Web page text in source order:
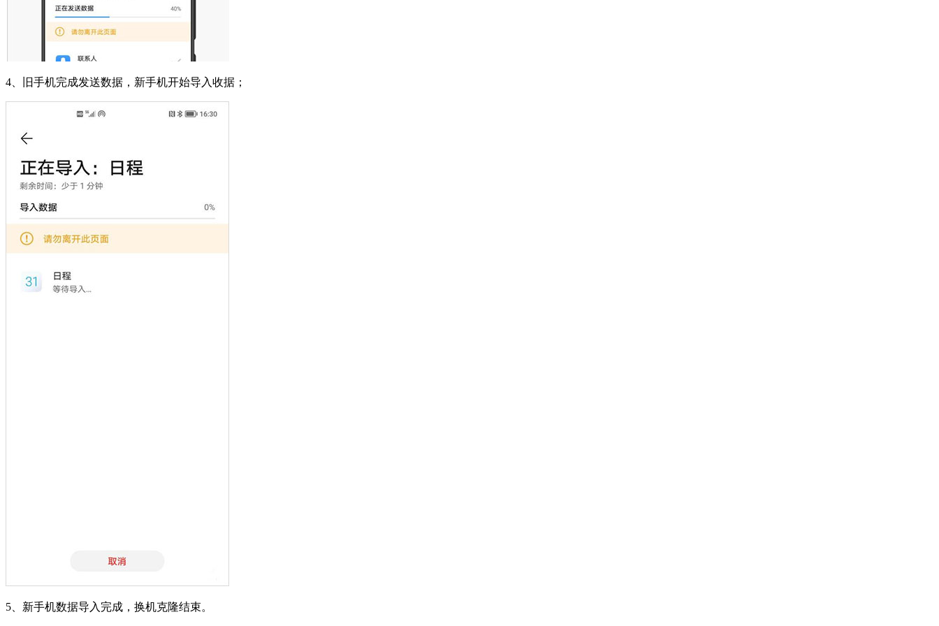
4、旧手机完成发送数据，新手机开始导入收据；
5、新手机数据导入完成，换机克隆结束。